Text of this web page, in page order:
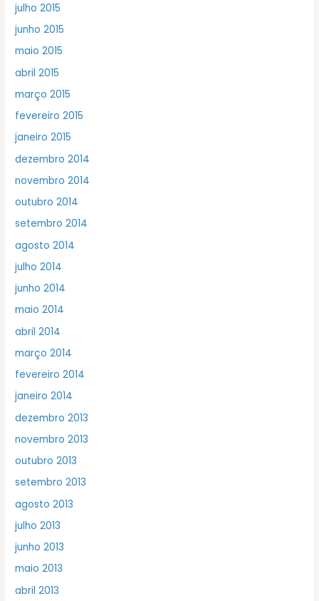
julho 2015
junho 2015
maio 2015
abril 2015
março 2015
fevereiro 2015
janeiro 2015
dezembro 2014
novembro 2014
outubro 2014
setembro 2014
agosto 2014
julho 2014
junho 2014
maio 2014
abril 2014
março 2014
fevereiro 2014
janeiro 2014
dezembro 2013
novembro 2013
outubro 2013
setembro 2013
agosto 2013
julho 2013
junho 2013
maio 2013
abril 2013